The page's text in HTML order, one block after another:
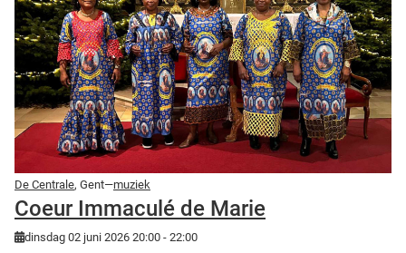
De Centrale, Gent—muziek
Coeur Immaculé de Marie
dinsdag 02 juni 2026 20:00 - 22:00